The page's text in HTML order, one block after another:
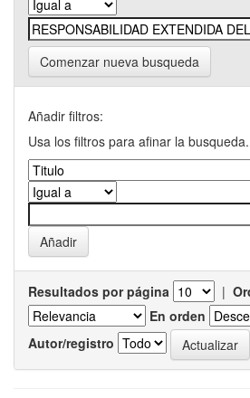
Comenzar nueva busqueda
Añadir filtros:
Usa los filtros para afinar la busqueda.
Resultados por página |
En orden
Autor/registro